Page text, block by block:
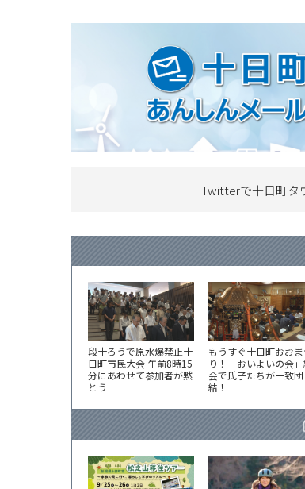
Twitterで十日町タ
段十ろうで原水爆禁止十
日町市民大会 午前8時15
分にあわせて参加者が黙
とう
もうすぐ十日町おおま
り！「おいよいの会
会で氏子たちが一致団
結！